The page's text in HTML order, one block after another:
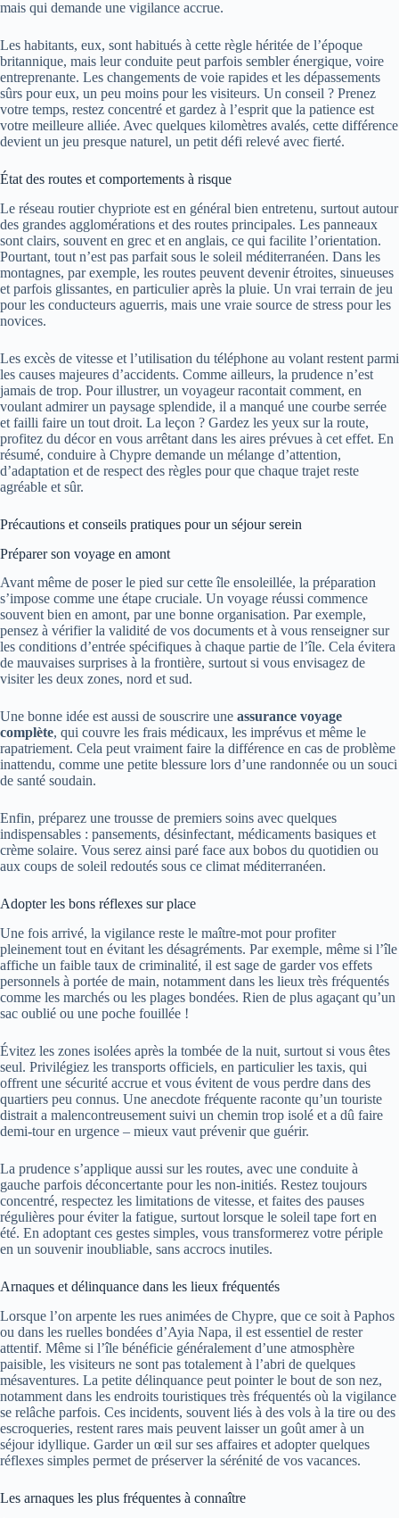
mais qui demande une vigilance accrue.
Les habitants, eux, sont habitués à cette règle héritée de l’époque
britannique, mais leur conduite peut parfois sembler énergique, voire
entreprenante. Les changements de voie rapides et les dépassements
sûrs pour eux, un peu moins pour les visiteurs. Un conseil ? Prenez
votre temps, restez concentré et gardez à l’esprit que la patience est
votre meilleure alliée. Avec quelques kilomètres avalés, cette différence
devient un jeu presque naturel, un petit défi relevé avec fierté.
État des routes et comportements à risque
Le réseau routier chypriote est en général bien entretenu, surtout autour
des grandes agglomérations et des routes principales. Les panneaux
sont clairs, souvent en grec et en anglais, ce qui facilite l’orientation.
Pourtant, tout n’est pas parfait sous le soleil méditerranéen. Dans les
montagnes, par exemple, les routes peuvent devenir étroites, sinueuses
et parfois glissantes, en particulier après la pluie. Un vrai terrain de jeu
pour les conducteurs aguerris, mais une vraie source de stress pour les
novices.
Les excès de vitesse et l’utilisation du téléphone au volant restent parmi
les causes majeures d’accidents. Comme ailleurs, la prudence n’est
jamais de trop. Pour illustrer, un voyageur racontait comment, en
voulant admirer un paysage splendide, il a manqué une courbe serrée
et failli faire un tout droit. La leçon ? Gardez les yeux sur la route,
profitez du décor en vous arrêtant dans les aires prévues à cet effet. En
résumé, conduire à Chypre demande un mélange d’attention,
d’adaptation et de respect des règles pour que chaque trajet reste
agréable et sûr.
Précautions et conseils pratiques pour un séjour serein
Préparer son voyage en amont
Avant même de poser le pied sur cette île ensoleillée, la préparation
s’impose comme une étape cruciale. Un voyage réussi commence
souvent bien en amont, par une bonne organisation. Par exemple,
pensez à vérifier la validité de vos documents et à vous renseigner sur
les conditions d’entrée spécifiques à chaque partie de l’île. Cela évitera
de mauvaises surprises à la frontière, surtout si vous envisagez de
visiter les deux zones, nord et sud.
Une bonne idée est aussi de souscrire une assurance voyage
complète, qui couvre les frais médicaux, les imprévus et même le
rapatriement. Cela peut vraiment faire la différence en cas de problème
inattendu, comme une petite blessure lors d’une randonnée ou un souci
de santé soudain.
Enfin, préparez une trousse de premiers soins avec quelques
indispensables : pansements, désinfectant, médicaments basiques et
crème solaire. Vous serez ainsi paré face aux bobos du quotidien ou
aux coups de soleil redoutés sous ce climat méditerranéen.
Adopter les bons réflexes sur place
Une fois arrivé, la vigilance reste le maître-mot pour profiter
pleinement tout en évitant les désagréments. Par exemple, même si l’île
affiche un faible taux de criminalité, il est sage de garder vos effets
personnels à portée de main, notamment dans les lieux très fréquentés
comme les marchés ou les plages bondées. Rien de plus agaçant qu’un
sac oublié ou une poche fouillée !
Évitez les zones isolées après la tombée de la nuit, surtout si vous êtes
seul. Privilégiez les transports officiels, en particulier les taxis, qui
offrent une sécurité accrue et vous évitent de vous perdre dans des
quartiers peu connus. Une anecdote fréquente raconte qu’un touriste
distrait a malencontreusement suivi un chemin trop isolé et a dû faire
demi-tour en urgence – mieux vaut prévenir que guérir.
La prudence s’applique aussi sur les routes, avec une conduite à
gauche parfois déconcertante pour les non-initiés. Restez toujours
concentré, respectez les limitations de vitesse, et faites des pauses
régulières pour éviter la fatigue, surtout lorsque le soleil tape fort en
été. En adoptant ces gestes simples, vous transformerez votre périple
en un souvenir inoubliable, sans accrocs inutiles.
Arnaques et délinquance dans les lieux fréquentés
Lorsque l’on arpente les rues animées de Chypre, que ce soit à Paphos
ou dans les ruelles bondées d’Ayia Napa, il est essentiel de rester
attentif. Même si l’île bénéficie généralement d’une atmosphère
paisible, les visiteurs ne sont pas totalement à l’abri de quelques
mésaventures. La petite délinquance peut pointer le bout de son nez,
notamment dans les endroits touristiques très fréquentés où la vigilance
se relâche parfois. Ces incidents, souvent liés à des vols à la tire ou des
escroqueries, restent rares mais peuvent laisser un goût amer à un
séjour idyllique. Garder un œil sur ses affaires et adopter quelques
réflexes simples permet de préserver la sérénité de vos vacances.
Les arnaques les plus fréquentes à connaître